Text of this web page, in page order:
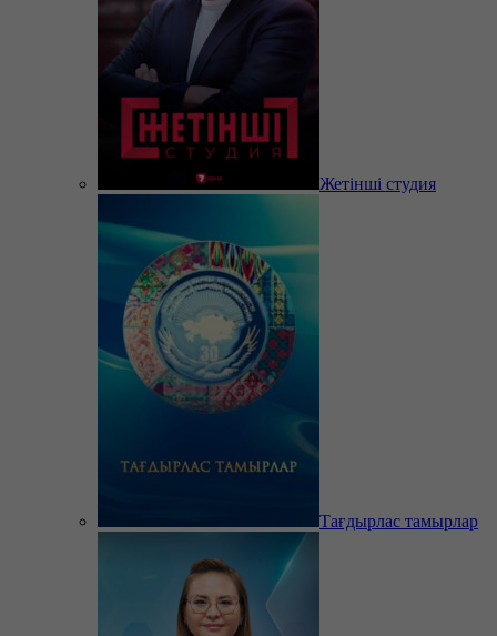
Жетінші студия
Тағдырлас тамырлар